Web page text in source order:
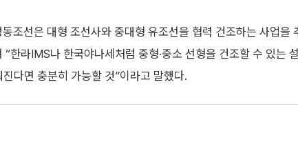
조선은 대형 조선사와 중대형 유조선을 협력 건조하는 사업을
한라IMS나 한국야나세처럼 중형·중소 선형을 건조할 수 있는
다면 충분히 가능할 것”이라고 말했다.